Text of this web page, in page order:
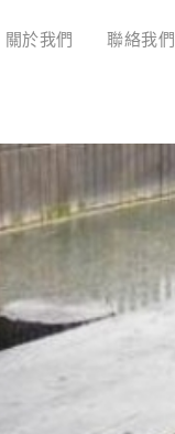
關於我們 聯絡我們